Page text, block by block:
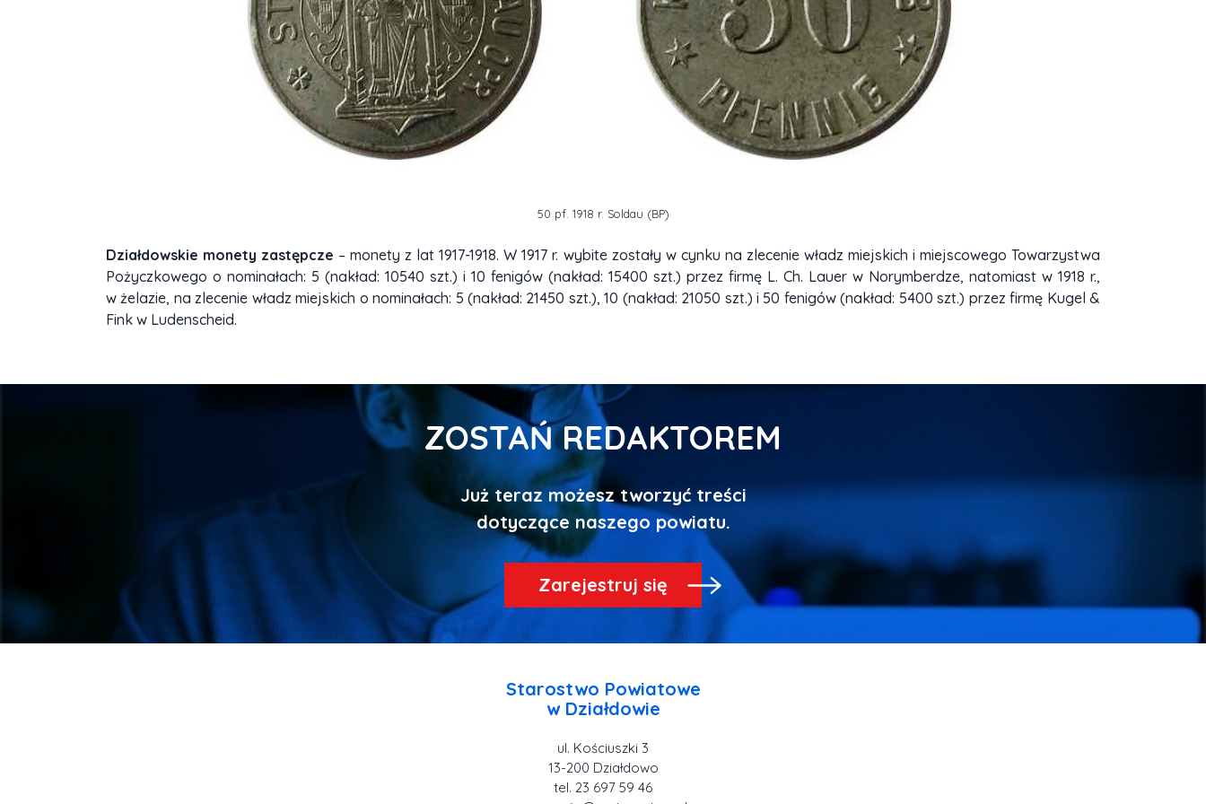
50 pf. 1918 r. Soldau (BP)
Działdowskie monety zastępcze – monety z lat 1917-1918. W 1917 r. wybite zostały w cynku na zlecenie władz miejskich i miejscowego Towarzystwa
Pożyczkowego o nominałach: 5 (nakład: 10540 szt.) i 10 fenigów (nakład: 15400 szt.) przez firmę L. Ch. Lauer w Norymberdze, natomiast w 1918 r.,
w żelazie, na zlecenie władz miejskich o nominałach: 5 (nakład: 21450 szt.), 10 (nakład: 21050 szt.) i 50 fenigów (nakład: 5400 szt.) przez firmę Kugel &
Fink w Ludenscheid.
ZOSTAŃ REDAKTOREM
Już teraz możesz tworzyć treści
Zarejestruj się
Starostwo Powiatowe
ul. Kościuszki 3
tel. 23 697 59 46